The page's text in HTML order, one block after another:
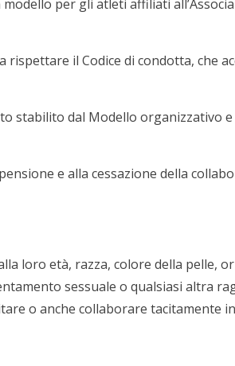
per gli atleti affiliati
il Codice di condotta, che
stabilito dal Modello organizzativo e
e alla cessazione della
loro età, razza, colore della pelle,
sessuale o qualsiasi altra
o anche collaborare tacitamente